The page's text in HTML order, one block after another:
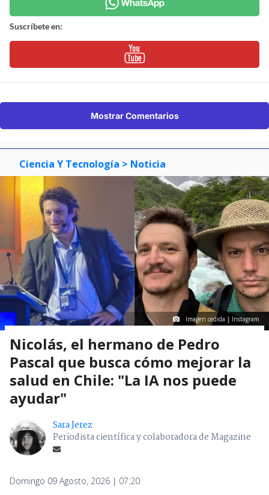
Suscríbete en:
Mostrar Comentarios
Ciencia Y Tecnología > Noticia
Imagen cedida | Instagram
Nicolás, el hermano de Pedro
Pascal que busca cómo mejorar la
salud en Chile: "La IA nos puede
ayudar"
Sara Jerez
Periodista científica y colaboradora de Magazine
Domingo 09 Agosto, 2026 | 07:20